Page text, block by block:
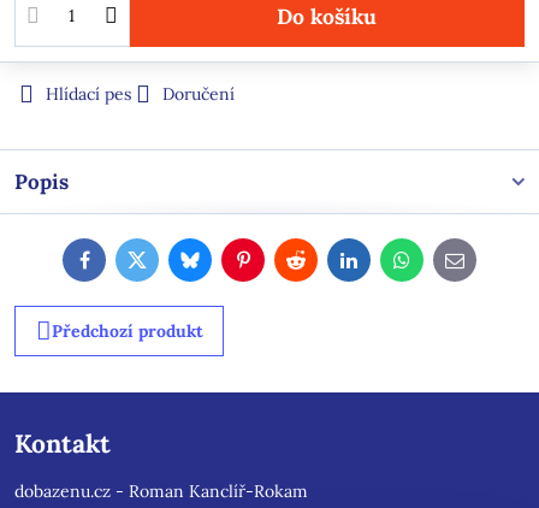
Do košíku
Hlídací pes Doručení
Popis
FacebookTwitterBlueskyPinterestRedditLinkedInWhatsApp
E-
mail
Předchozí produkt
Kontakt
dobazenu.cz - Roman Kanclíř-Rokam